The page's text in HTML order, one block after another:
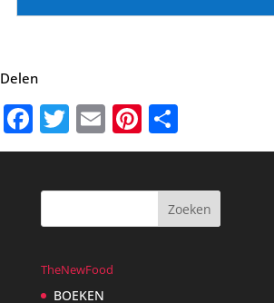
Delen
Facebook
Twitter
EmailPinterest
TheNewFood
BOEKEN